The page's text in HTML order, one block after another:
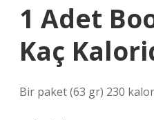
1 Adet
Kaç
Bir paket (63 gr) 230